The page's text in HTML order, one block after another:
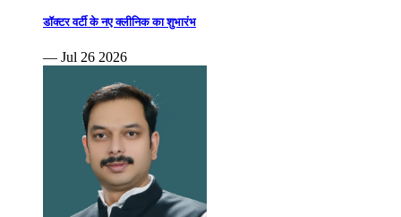
डॉक्टर वर्टी के नए क्लीनिक का शुभारंभ
— Jul 26 2026